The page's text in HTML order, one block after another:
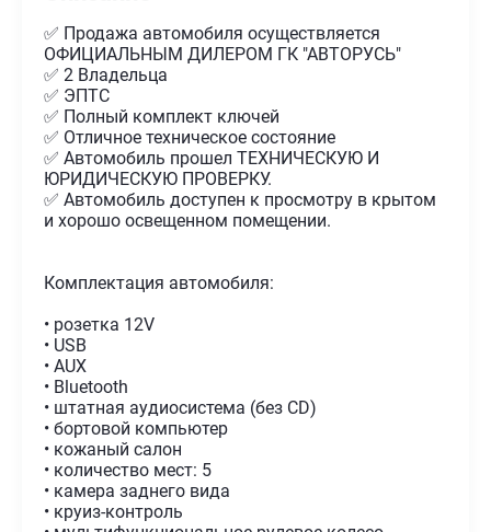
✅ Продажа автомобиля осуществляется
ОФИЦИАЛЬНЫМ ДИЛЕРОМ ГК "АВТОРУСЬ"
✅ 2 Владельца
✅ ЭПТС
✅ Полный комплект ключей
✅ Отличное техническое состояние
✅ Автомобиль прошел ТЕХНИЧЕСКУЮ И
ЮРИДИЧЕСКУЮ ПРОВЕРКУ.
✅ Автомобиль доступен к просмотру в крытом
и хорошо освещенном помещении.
Комплектация автомобиля:
• розетка 12V
• USB
• AUX
• Bluetooth
• штатная аудиосистема (без CD)
• бортовой компьютер
• кожаный салон
• количество мест: 5
• камера заднего вида
• круиз-контроль